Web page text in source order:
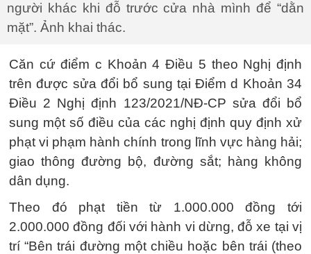
người khác khi đỗ trước cửa nhà mình để “dằn
mặt”. Ảnh khai thác.
Căn cứ điểm c Khoản 4 Điều 5 theo Nghị định
trên được sửa đổi bổ sung tại Điểm d Khoản 34
Điều 2 Nghị định 123/2021/NĐ-CP sửa đổi bổ
sung một số điều của các nghị định quy định xử
phạt vi phạm hành chính trong lĩnh vực hàng hải;
giao thông đường bộ, đường sắt; hàng không
dân dụng.
Theo đó phạt tiền từ 1.000.000 đồng tới
2.000.000 đồng đối với hành vi dừng, đỗ xe tại vị
trí “Bên trái đường một chiều hoặc bên trái (theo